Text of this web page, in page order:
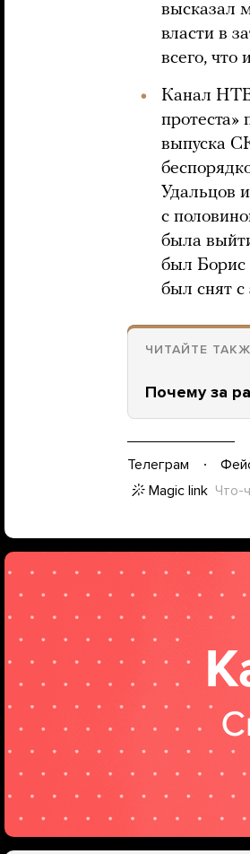
высказал
власти в
всего, что
Канал НТВ
протеста»
выпуска
Удальцов
с
была
был Борис
был снят с
ЧИТАЙТЕ
Почему за
Телеграм
Magic link Что-